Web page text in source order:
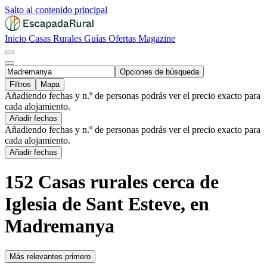
Salto al contenido principal
Inicio Casas Rurales Guías Ofertas Magazine
Opciones de búsqueda
Filtros
Mapa
Añadiendo fechas y n.º de personas podrás ver el precio exacto para
cada alojamiento.
Añadir fechas
Añadiendo fechas y n.º de personas podrás ver el precio exacto para
cada alojamiento.
Añadir fechas
152 Casas rurales cerca de
Iglesia de Sant Esteve, en
Madremanya
Más relevantes primero